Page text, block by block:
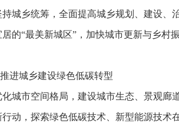
持城乡统筹，全面提高城乡规划、建设、
居的“最美新城区”，加快城市更新与乡村
进城乡建设绿色低碳转型
化城市空间格局，建设城市生态、景观廊
行动，探索绿色低碳技术、新型能源技术